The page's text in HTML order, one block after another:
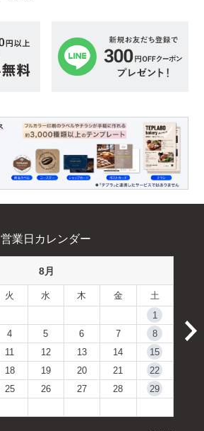
営業日カレンダー
8月
火 水 木 金
土
1
4 5 6 7
8
11 12 13 14
15
18 19 20 21
22
25 26 27 28
29